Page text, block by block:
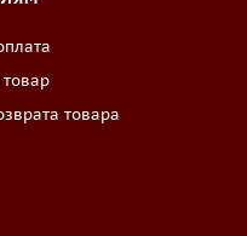
товара